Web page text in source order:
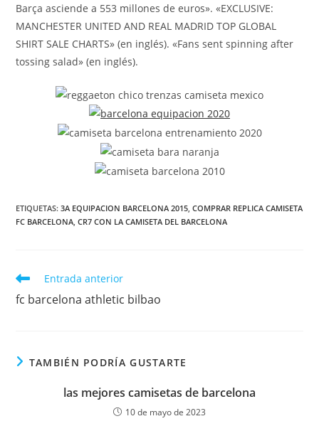
Barça asciende a 553 millones de euros». «EXCLUSIVE:
MANCHESTER UNITED AND REAL MADRID TOP GLOBAL
SHIRT SALE CHARTS» (en inglés). «Fans sent spinning after
tossing salad» (en inglés).
ETIQUETAS:3A EQUIPACION BARCELONA 2015 COMPRAR REPLICA CAMISETA
FC BARCELONA CR7 CON LA CAMISETA DEL BARCELONA
Leer
artículos
Entrada anterior
fc barcelona athletic bilbao
TAMBIÉN PODRÍA GUSTARTE
las mejores camisetas de barcelona
10 de mayo de 2023